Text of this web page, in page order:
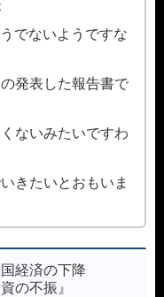
でないようですな
発表した報告書で
ないみたいですわ
きたいとおもいま
経済の下降
の不振』